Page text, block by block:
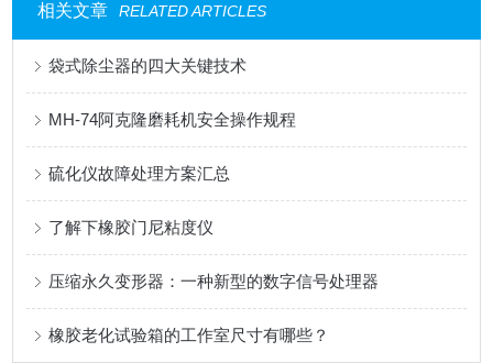
相关文章 RELATED ARTICLES
袋式除尘器的四大关键技术
MH-74阿克隆磨耗机安全操作规程
硫化仪故障处理方案汇总
了解下橡胶门尼粘度仪
压缩永久变形器：一种新型的数字信号处理器
橡胶老化试验箱的工作室尺寸有哪些？